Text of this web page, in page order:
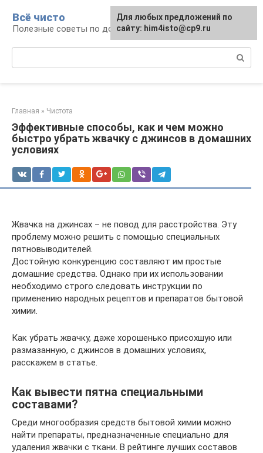
контенту
Всё чисто
Полезные советы по домоводству
Главная » Чистота
Эффективные способы, как и чем можно
быстро убрать жвачку с джинсов в домашних
условиях
Жвачка на джинсах – не повод для расстройства. Эту
проблему можно решить с помощью специальных
пятновыводителей.
Достойную конкуренцию составляют им простые
домашние средства. Однако при их использовании
необходимо строго следовать инструкции по
применению народных рецептов и препаратов бытовой
химии.
Как убрать жвачку, даже хорошенько присохшую или
размазанную, с джинсов в домашних условиях,
расскажем в статье.
Как вывести пятна специальными
составами?
Среди многообразия средств бытовой химии можно
найти препараты, предназначенные специально для
удаления жвачки с ткани. В рейтинге лучших составов
Для любых предложений по
сайту: him4isto@cp9.ru